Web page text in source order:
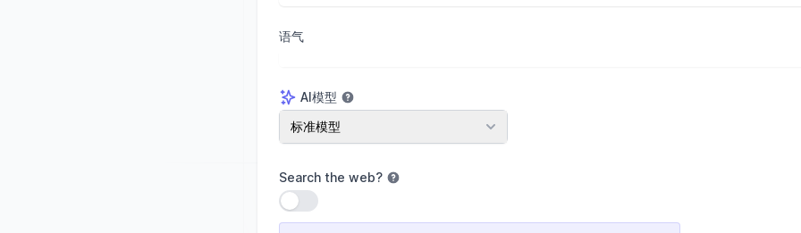
语气
AI模型
AI模型
标准模型
Search the web?
使用设置